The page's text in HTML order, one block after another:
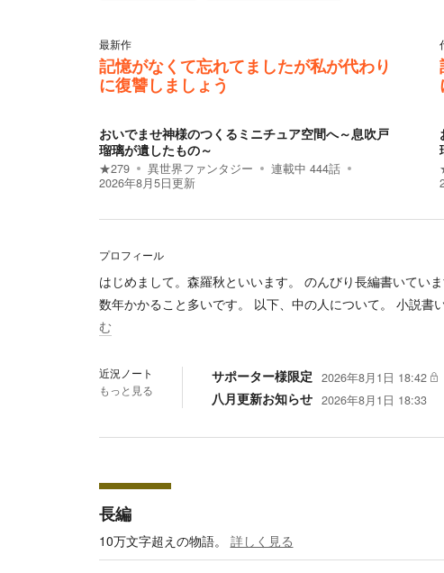
最新作
記憶がなくて忘れてましたが私が代わり
に復讐しましょう
おいでませ神様のつくるミニチュア空間へ～息吹戸
瑠璃が遺したもの～
★279 異世界ファンタジー 連載中 444話
2026年8月5日更新
プロフィール
はじめまして。森羅秋といいます。 のんびり長編書いてい
数年かかること多いです。 以下、中の人について。 小説書
む
近況ノート
もっと見る
サポーター様限定 2026年8月1日 18:42
八月更新お知らせ 2026年8月1日 18:33
長編
10万文字超えの物語。 詳しく見る